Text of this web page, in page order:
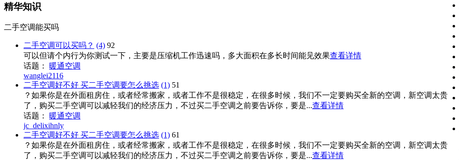
精华知识
二手空调能买吗
二手空调可以买吗？ (4) 92
可以但请个内行为你测试一下，主要是压缩机工作迅速吗，多大面积在多长时间能见效果查看详情
话题：
暖通空调
wanglei2116
二手空调好不好 买二手空调要怎么挑选 (1) 51
？如果你是在外面租房住，或者经常搬家，或者工作不是很稳定，在很多时候，我们不一定要购买全新的空调，新空调太贵
了，购买二手空调可以减轻我们的经济压力，不过买二手空调之前要告诉你，要是...查看详情
话题：
暖通空调
jc_delixihnly
二手空调好不好 买二手空调要怎么挑选 (1) 61
？如果你是在外面租房住，或者经常搬家，或者工作不是很稳定，在很多时候，我们不一定要购买全新的空调，新空调太贵
了，购买二手空调可以减轻我们的经济压力，不过买二手空调之前要告诉你，要是...查看详情